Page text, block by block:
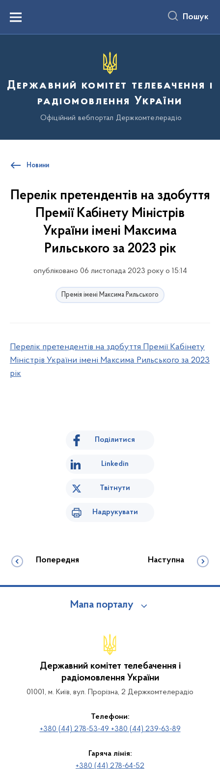
вмістуMenu Пошук
Державний комітет телебачення і
радіомовлення України
Офіційний вебпортал Держкомтелерадіо
Новини
Перелік претендентів на здобуття
Премії Кабінету Міністрів
України імені Максима
Рильського за 2023 рік
опубліковано 06 листопада 2023 року о 15:14
Премія імені Максима Рильського
Перелік претендентів на здобуття Премії Кабінету
Міністрів України імені Максима Рильського за 2023
рік
Поділитися
Linkedin
Твітнути
Надрукувати
Попередня Наступна
Мапа порталу
Державний комітет телебачення і
радіомовлення України
01001, м. Київ, вул. Прорізна, 2 Держкомтелерадіо
Телефони:
+380 (44) 278-53-49 +380 (44) 239-63-89
Гаряча лінія:
+380 (44) 278-64-52